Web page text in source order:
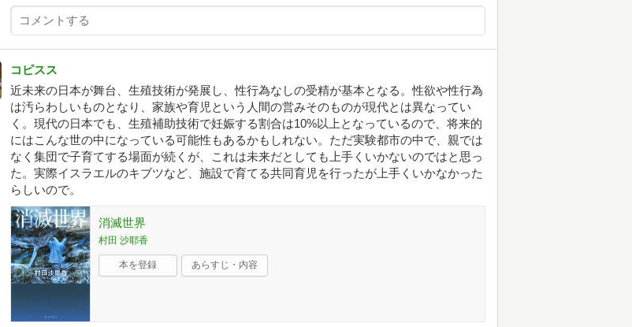
コピスス
近未来の日本が舞台、生殖技術が発展し、性行為なしの受精が基本となる。性欲や性行為
は汚らわしいものとなり、家族や育児という人間の営みそのものが現代とは異なってい
く。現代の日本でも、生殖補助技術で妊娠する割合は10%以上となっているので、将来的
にはこんな世の中になっている可能性もあるかもしれない。ただ実験都市の中で、親では
なく集団で子育てする場面が続くが、これは未来だとしても上手くいかないのではと思っ
た。実際イスラエルのキブツなど、施設で育てる共同育児を行ったが上手くいかなかった
らしいので。
消滅世界
村田 沙耶香
本を登録 あらすじ・内容